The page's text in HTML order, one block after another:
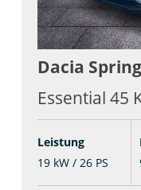
Dacia Spring
Essential 45
Leistung
19 kW / 26 PS